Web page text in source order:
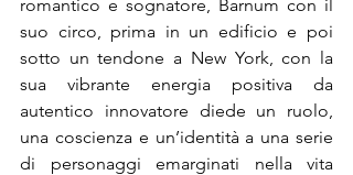
romantico e sognatore, Barnum con il
suo circo, prima in un edificio e poi
sotto un tendone a New York, con la
sua vibrante energia positiva da
autentico innovatore diede un ruolo,
una coscienza e un’identità a una serie
di personaggi emarginati nella vita